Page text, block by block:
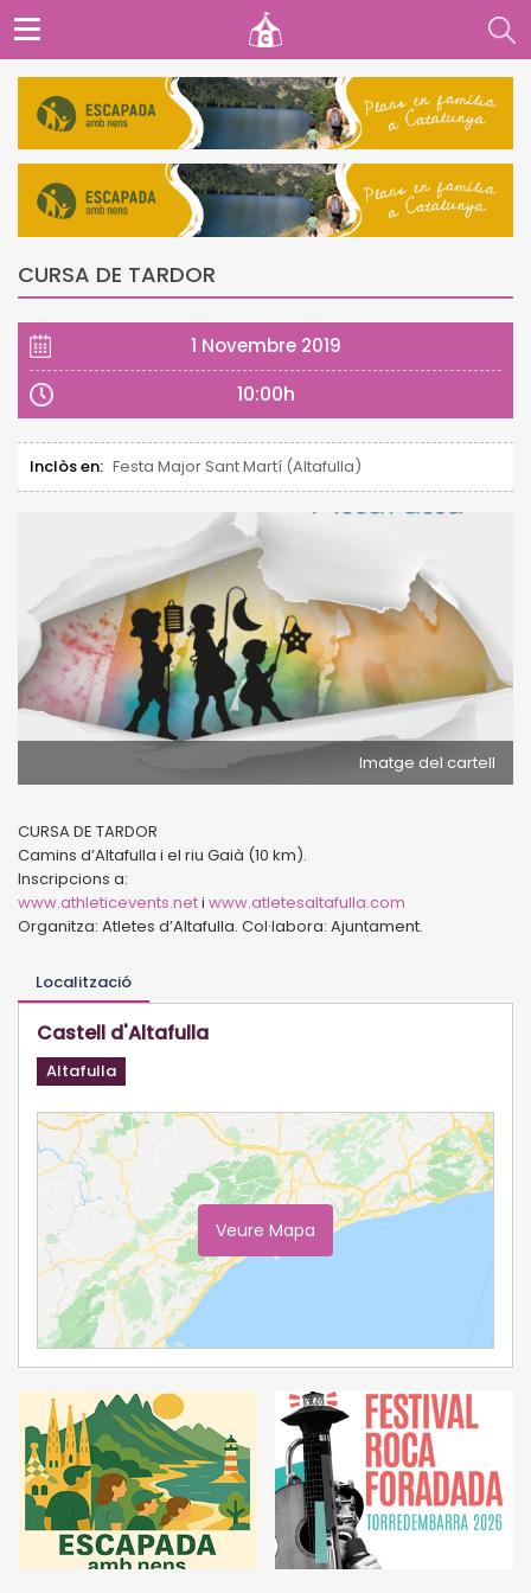
CURSA DE TARDOR
1 Novembre 2019
10:00h
Inclòs en: Festa Major Sant Martí (Altafulla)
Imatge del cartell
CURSA DE TARDOR
Camins d’Altafulla i el riu Gaià (10 km).
Inscripcions a:
www.athleticevents.neti www.atletesaltafulla.com
Organitza: Atletes d’Altafulla. Col·labora: Ajuntament.
Localització
Castell d'Altafulla
Altafulla
Veure Mapa